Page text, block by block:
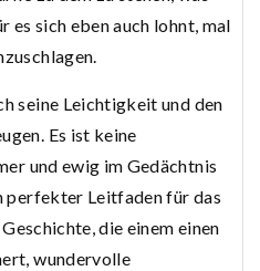
sich eben auch lohnt, mal
seine Leichtigkeit und den
Es ist keine
und ewig im Gedächtnis
perfekter Leitfaden für das
die einem einen
wundervolle